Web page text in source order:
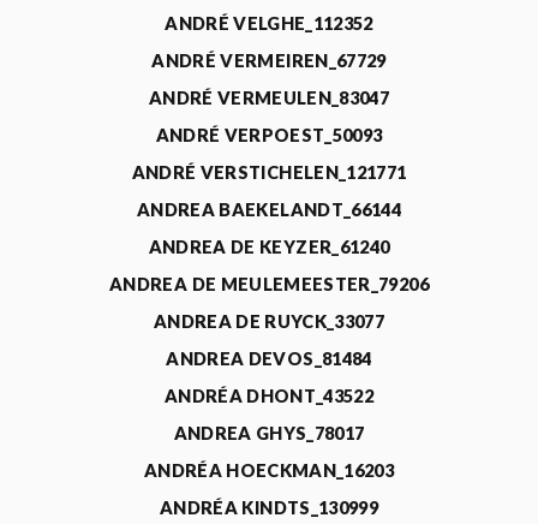
ANDRÉ VELGHE_112352
ANDRÉ VERMEIREN_67729
ANDRÉ VERMEULEN_83047
ANDRÉ VERPOEST_50093
ANDRÉ VERSTICHELEN_121771
ANDREA BAEKELANDT_66144
ANDREA DE KEYZER_61240
ANDREA DE MEULEMEESTER_79206
ANDREA DE RUYCK_33077
ANDREA DEVOS_81484
ANDRÉA DHONT_43522
ANDREA GHYS_78017
ANDRÉA HOECKMAN_16203
ANDRÉA KINDTS_130999